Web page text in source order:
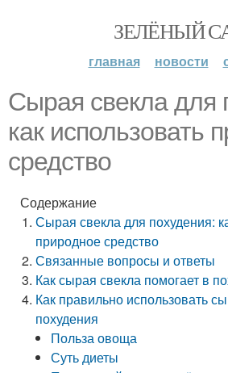
ЗЕЛЁНЫЙ
главная новости
Сырая свекла для
как использовать
средство
Содержание
Сырая свекла для похудения:
природное средство
Связанные вопросы и ответы
Как сырая свекла помогает в
Как правильно использовать
похудения
Польза овоща
Суть диеты